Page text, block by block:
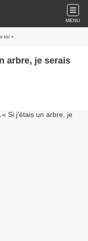
MENU
toi »
arbre, je serais